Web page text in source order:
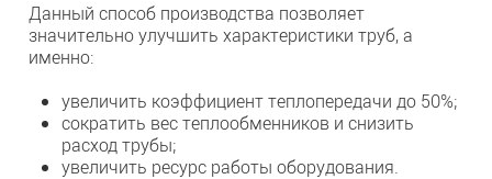
Данный способ производства позволяет
значительно улучшить характеристики труб, а
именно:
увеличить коэффициент теплопередачи до 50%;
сократить вес теплообменников и снизить
расход трубы;
увеличить ресурс работы оборудования.